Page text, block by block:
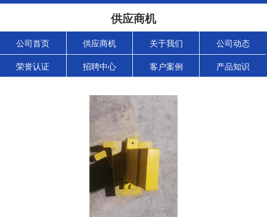
供应商机
公司首页 供应商机 关于我们 公司动态
荣誉认证 招聘中心 客户案例 产品知识